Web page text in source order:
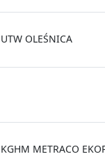
UTW OLEŚNICA
KGHM METRACO